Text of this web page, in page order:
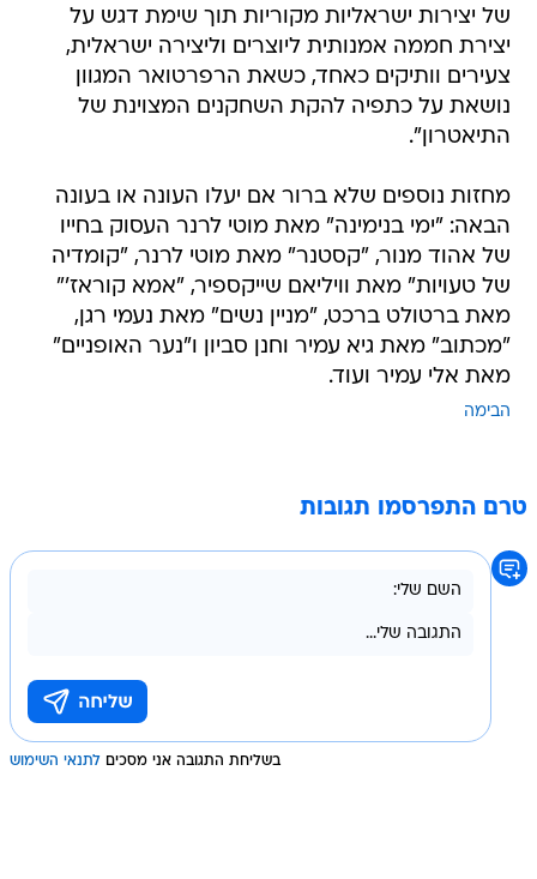
של יצירות ישראליות מקוריות תוך שימת דגש על
יצירת חממה אמנותית ליוצרים וליצירה ישראלית,
צעירים וותיקים כאחד, כשאת הרפרטואר המגוון
נושאת על כתפיה להקת השחקנים המצוינת של
התיאטרון".
מחזות נוספים שלא ברור אם יעלו העונה או בעונה
הבאה: "ימי בנימינה" מאת מוטי לרנר העסוק בחייו
של אהוד מנור, "קסטנר" מאת מוטי לרנר, "קומדיה
של טעויות" מאת וויליאם שייקספיר, "אמא קוראז'"
מאת ברטולט ברכט, "מניין נשים" מאת נעמי רגן,
"מכתוב" מאת גיא עמיר וחנן סביון ו"נער האופניים"
מאת אלי עמיר ועוד.
הבימה
טרם התפרסמו תגובות
בשליחת התגובה אני מסכים לתנאי השימוש